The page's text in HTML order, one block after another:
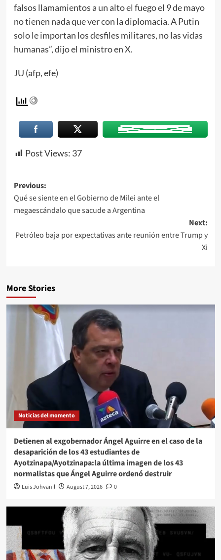
falsos llamamientos a un alto el fuego el 9 de mayo
no tienen nada que ver con la diplomacia. A Putin
solo le importan los desfiles militares, no las vidas
humanas”, dijo el ministro en X.
JU (afp, efe)
Post Views: 37
Previous:
Qué se siente en el Gobierno de Milei ante el
megaescándalo que sacude a Argentina
Next:
Petróleo baja por expectativas ante reunión entre Trump y
Xi
More Stories
Noticias del momento
Detienen al exgobernador Ángel Aguirre en el caso de la
desaparición de los 43 estudiantes de
Ayotzinapa/Ayotzinapa:la última imagen de los 43
normalistas que Ángel Aguirre ordenó destruir
Luis Johvanil August 7, 2026 0